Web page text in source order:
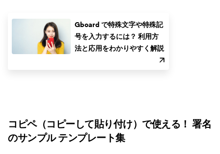
Gboard で特殊文字や特殊記
号を入力するには？ 利用方
法と応用をわかりやすく解説
コピペ（コピーして貼り付け）で使える！ 署名
のサンプル テンプレート集